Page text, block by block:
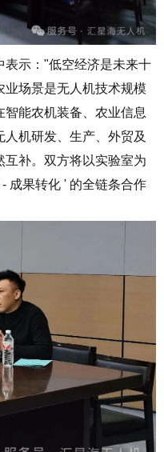
表示："低空经济是未来十
场景是无人机技术规模
能农机装备、农业信息
机研发、生产、外贸及
互补。双方将以实验室为
成果转化 ' 的全链条合作